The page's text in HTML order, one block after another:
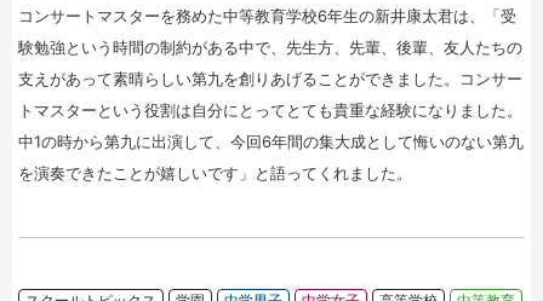
コンサートマスターを務めた中等教育学校6年生の新井康太君は、「受
験勉強という時間の制約がある中で、先生方、先輩、後輩、友人たちの
支えがあって素晴らしい第九を創りあげることができました。コンサー
トマスターという役割は自分にとってとても貴重な経験になりました。
中1の時から第九に出演して、今回6年間の集大成として悔いのない第九
を演奏できたことが嬉しいです」と語ってくれました。